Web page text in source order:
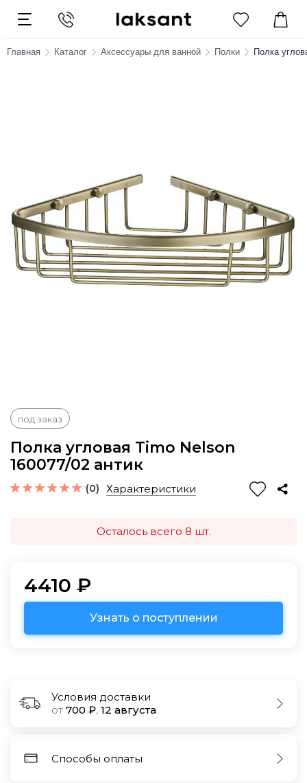
Главная Каталог Аксессуары для ванной Полки Полка
под заказ
Полка угловая Timo Nelson
160077/02 антик
(0) Характеристики
Осталось всего 8 шт.
4410 ₽
Узнать о поступлении
Условия доставки
от 700 ₽, 12 августа
Способы оплаты